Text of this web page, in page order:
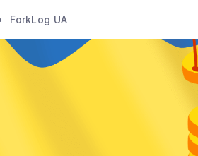
ForkLog UA